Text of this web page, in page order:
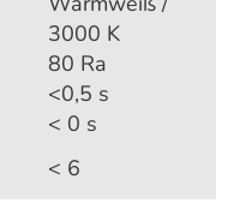
3000 K
80 Ra
<0,5 s
< 0 s
< 6